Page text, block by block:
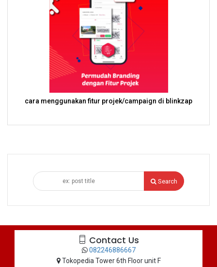
cara menggunakan fitur projek/campaign di blinkzap
Search
Contact Us
082246886667
Tokopedia Tower 6th Floor unit F